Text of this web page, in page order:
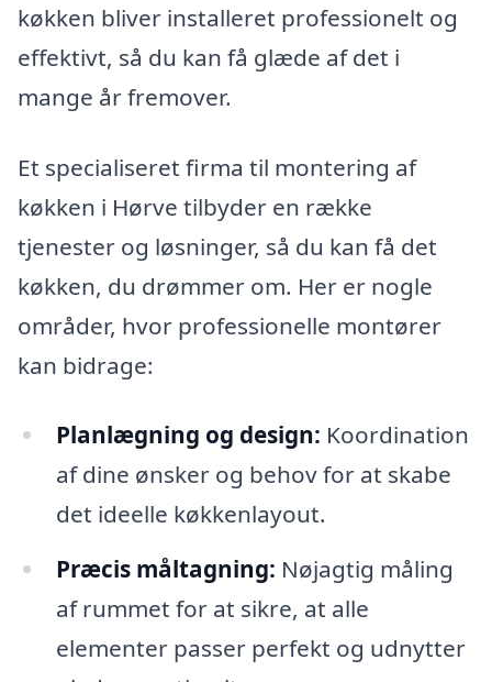
køkken bliver installeret professionelt og
effektivt, så du kan få glæde af det i
mange år fremover.
Et specialiseret firma til montering af
køkken i Hørve tilbyder en række
tjenester og løsninger, så du kan få det
køkken, du drømmer om. Her er nogle
områder, hvor professionelle montører
kan bidrage:
Planlægning og design: Koordination
af dine ønsker og behov for at skabe
det ideelle køkkenlayout.
Præcis måltagning: Nøjagtig måling
af rummet for at sikre, at alle
elementer passer perfekt og udnytter